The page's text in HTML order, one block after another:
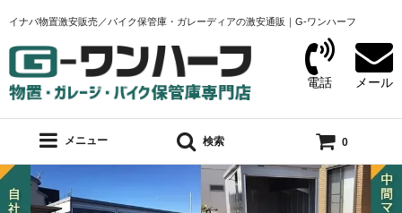
イナバ物置激安販売／バイク保管庫・ガレーディアの激安通販｜G-ワンハーフ
電話 メール
メニュー 検索 0